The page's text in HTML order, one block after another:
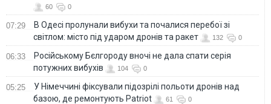
60 0
07:29
В Одесі пролунали вибухи та почалися перебої зі
світлом: місто під ударом дронів та ракет
132 0
06:33
Російському Бєлгороду вночі не дала спати серія
потужних вибухів
104 0
05:25
У Німеччині фіксували підозрілі польоти дронів над
базою, де ремонтують Patriot
61 0